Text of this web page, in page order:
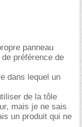
panneau
préférence de
dans lequel un
de la tôle
mais je ne sais
un produit qui ne